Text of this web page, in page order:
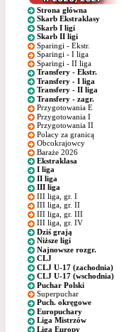
Strona główna
Skarb Ekstraklasy
Skarb I ligi
Skarb II ligi
Sparingi - Ekstr.
Sparingi - I liga
Sparingi - II liga
Transfery - Ekstr.
Transfery - I liga
Transfery - II liga
Transfery - zagr.
Przygotowania E
Przygotowania I
Przygotowania II
Polacy za granicą
Obcokrajowcy
Baraże 2026
Ekstraklasa
I liga
II liga
III liga
III liga, gr. I
III liga, gr. II
III liga, gr. III
III liga, gr. IV
Dziś grają
Niższe ligi
Najnowsze rozgr.
CLJ
CLJ U-17 (zachodnia)
CLJ U-17 (wschodnia)
Puchar Polski
Superpuchar
Puch. okręgowe
Europuchary
Liga Mistrzów
Liga Europy